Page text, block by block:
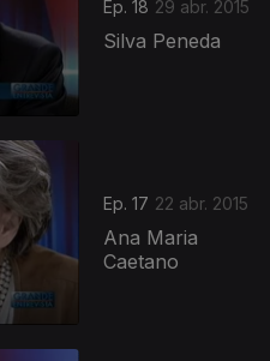
Ep. 18 29 abr. 2015
Silva Peneda
Ep. 17 22 abr. 2015
Ana Maria
Caetano